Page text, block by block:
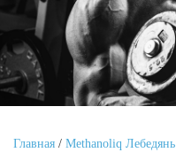
Главная / Methanoliq Лебедянь